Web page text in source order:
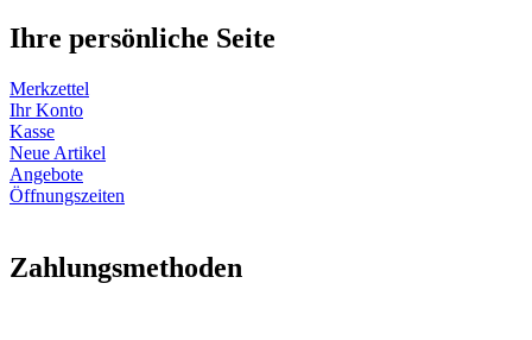
Ihre persönliche Seite
Merkzettel
Ihr Konto
Kasse
Neue Artikel
Angebote
Öffnungszeiten
Zahlungsmethoden